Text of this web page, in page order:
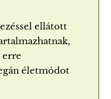
ellátott
erre
életmódot